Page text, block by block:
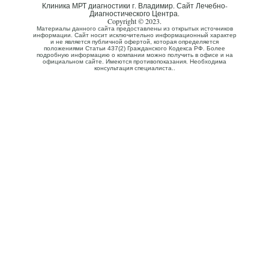
Клиника МРТ диагностики г. Владимир. Сайт Лечебно-
Диагностического Центра.
Copyright © 2023.
Материалы данного сайта предоставлены из открытых источников
информации. Сайт носит исключительно информационный характер
и не является публичной офертой, которая определяется
положениями Статьи 437(2) Гражданского Кодекса РФ. Более
подробную информацию о компании можно получить в офисе и на
официальном сайте. Имеются противопоказания. Необходима
консультация специалиста..